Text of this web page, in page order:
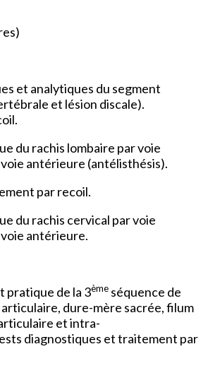
et analytiques du segment
et lésion discale).
du rachis lombaire par voie
antérieure (antélisthésis).
par recoil.
du rachis cervical par voie
antérieure.
pratique de la 3èmeséquence de
articulaire, dure-mère sacrée, filum
et intra-
diagnostiques et traitement par